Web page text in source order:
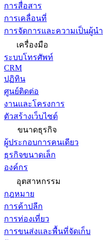
การสื่อสาร
การเคลื่อนที่
การจัดการและความเป็นผู้นำ
เครื่องมือ
ระบบโทรศัพท์
CRM
ปฏิทิน
ศูนย์ติดต่อ
งานและโครงการ
ตัวสร้างเว็บไซต์
ขนาดธุรกิจ
ผู้ประกอบการคนเดียว
ธุรกิจขนาดเล็ก
องค์กร
อุตสาหกรรม
กฎหมาย
การค้าปลีก
การท่องเที่ยว
การขนส่งและพื้นที่จัดเก็บ